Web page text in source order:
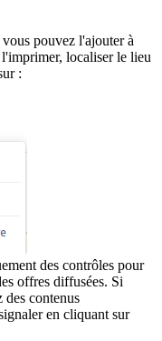
pouvez l'ajouter à
localiser le lieu
:
des contrôles pour
offres diffusées. Si
des contenus
en cliquant sur